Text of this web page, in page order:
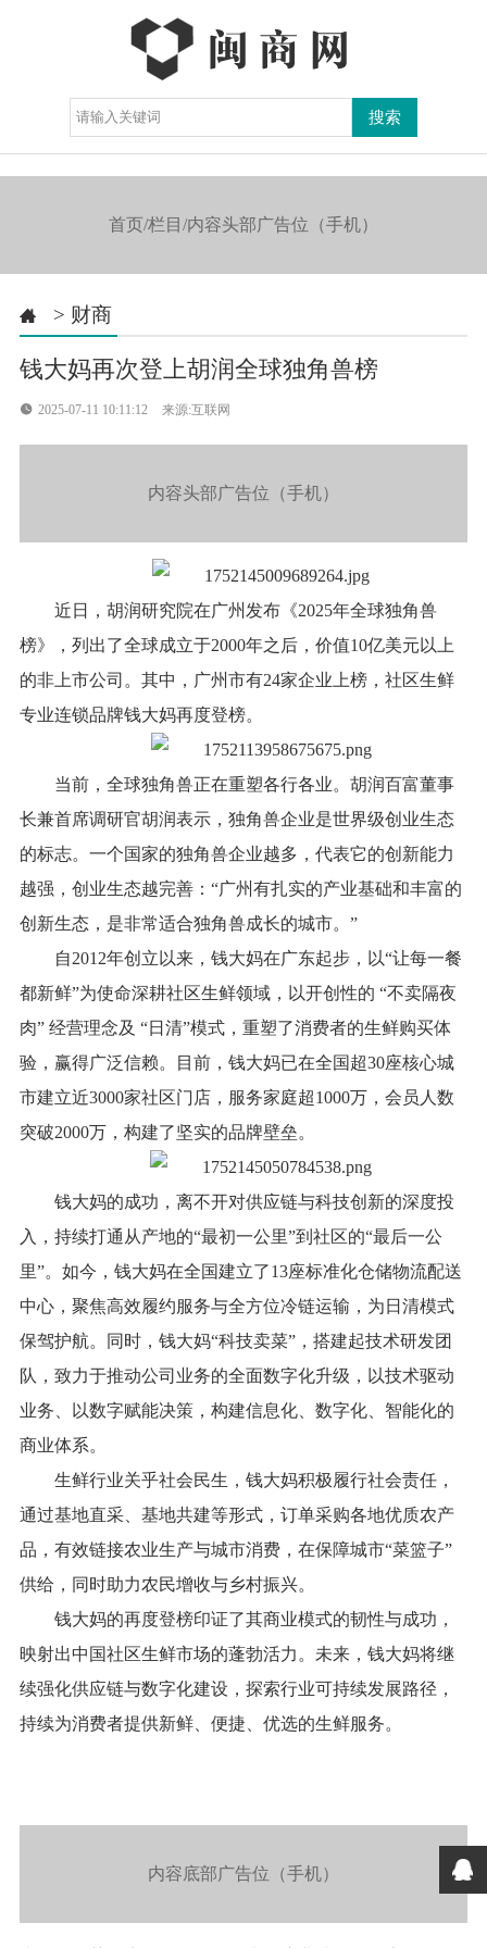
首页/栏目/内容头部广告位（手机）
 > 财商
钱大妈再次登上胡润全球独角兽榜
 2025-07-11 10:11:12 来源:互联网
内容头部广告位（手机）
近日，胡润研究院在广州发布《2025年全球独角兽
榜》，列出了全球成立于2000年之后，价值10亿美元以上
的非上市公司。其中，广州市有24家企业上榜，社区生鲜
专业连锁品牌钱大妈再度登榜。
当前，全球独角兽正在重塑各行各业。胡润百富董事
长兼首席调研官胡润表示，独角兽企业是世界级创业生态
的标志。一个国家的独角兽企业越多，代表它的创新能力
越强，创业生态越完善：“广州有扎实的产业基础和丰富的
创新生态，是非常适合独角兽成长的城市。”
自2012年创立以来，钱大妈在广东起步，以“让每一餐
都新鲜”为使命深耕社区生鲜领域，以开创性的 “不卖隔夜
肉” 经营理念及 “日清”模式，重塑了消费者的生鲜购买体
验，赢得广泛信赖。目前，钱大妈已在全国超30座核心城
市建立近3000家社区门店，服务家庭超1000万，会员人数
突破2000万，构建了坚实的品牌壁垒。
钱大妈的成功，离不开对供应链与科技创新的深度投
入，持续打通从产地的“最初一公里”到社区的“最后一公
里”。如今，钱大妈在全国建立了13座标准化仓储物流配送
中心，聚焦高效履约服务与全方位冷链运输，为日清模式
保驾护航。同时，钱大妈“科技卖菜”，搭建起技术研发团
队，致力于推动公司业务的全面数字化升级，以技术驱动
业务、以数字赋能决策，构建信息化、数字化、智能化的
商业体系。
生鲜行业关乎社会民生，钱大妈积极履行社会责任，
通过基地直采、基地共建等形式，订单采购各地优质农产
品，有效链接农业生产与城市消费，在保障城市“菜篮子”
供给，同时助力农民增收与乡村振兴。
钱大妈的再度登榜印证了其商业模式的韧性与成功，
映射出中国社区生鲜市场的蓬勃活力。未来，钱大妈将继
续强化供应链与数字化建设，探索行业可持续发展路径，
持续为消费者提供新鲜、便捷、优选的生鲜服务。
内容底部广告位（手机）